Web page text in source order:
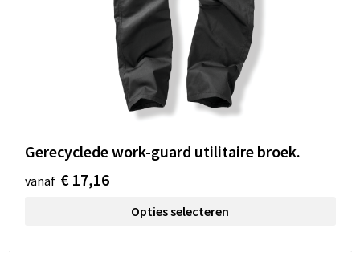
Gerecyclede work-guard utilitaire broek.
vanaf € 17,16
Opties selecteren